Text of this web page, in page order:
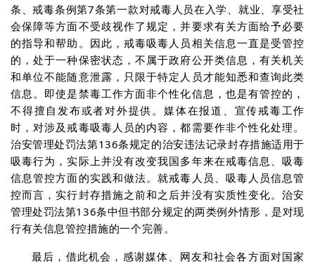
条、戒毒条例第7条第一款对戒毒人员在入学、就业、享受社
会保障等方面不受歧视作了规定，并要求有关方面给予必要
的指导和帮助。因此，戒毒吸毒人员相关信息一直是受管控
的，处于一种保密状态，不属于政府公开类信息，有关机关
和单位不能随意泄露，只限于特定人员才能知悉和查询此类
信息。即使是禁毒工作方面非个性化信息，也是有管控的，
不得擅自发布或者对外提供。媒体在报道、宣传戒毒工作
时，对涉及戒毒吸毒人员的内容，都需要作非个性化处理。
治安管理处罚法第136条规定的治安违法记录封存措施适用于
吸毒行为，实际上并没有改变我国多年来在戒毒信息、吸毒
信息管控方面的实践和做法。就戒毒人员、吸毒人员信息管
控而言，实行封存措施之前和之后并没有实质性变化。治安
管理处罚法第136条中但书部分规定的两类例外情形，是对现
行有关信息管控措施的一个完善。
最后，借此机会，感谢媒体、网友和社会各方面对国家